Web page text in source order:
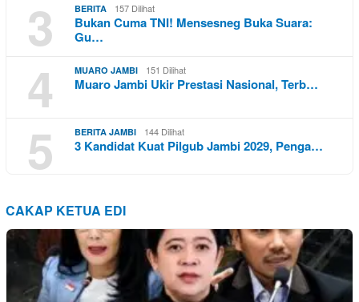
3 BERITA 157 Dilihat
Bukan Cuma TNI! Mensesneg Buka Suara:
Gu…
4 MUARO JAMBI 151 Dilihat
Muaro Jambi Ukir Prestasi Nasional, Terb…
5 BERITA JAMBI 144 Dilihat
3 Kandidat Kuat Pilgub Jambi 2029, Penga…
CAKAP KETUA EDI